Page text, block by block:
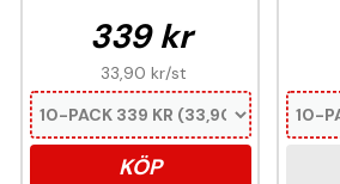
339 kr
33,90 kr/st
KÖP